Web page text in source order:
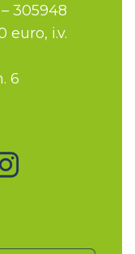
305948
euro, i.v.
6